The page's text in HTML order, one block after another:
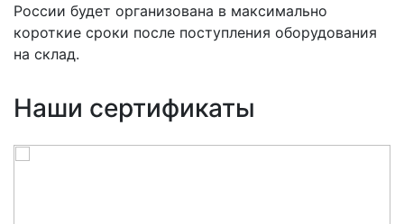
России будет организована в максимально
короткие сроки после поступления оборудования
на склад.
Наши сертификаты